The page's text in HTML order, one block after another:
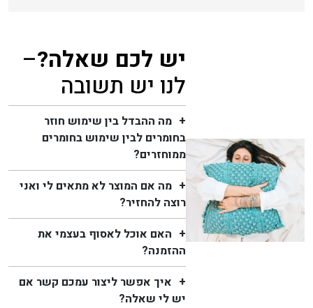
יש לכם שאלה?–
לנו יש תשובה
מה ההבדל בין שימוש חוזר
בחומרים לבין שימוש בחומרים
ממוחזרים?
מה אם המוצר לא מתאים לי ואני
רוצה להחזיר?
האם אוכל לאסוף בעצמי את
ההזמנה?
איך אפשר ליצור עמכם קשר אם
יש לי שאלה?